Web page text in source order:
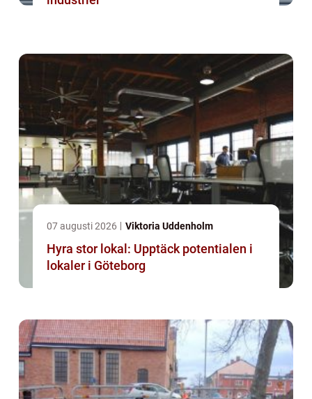
07 augusti 2026 Viktoria Uddenholm
Hyra stor lokal: Upptäck potentialen i
lokaler i Göteborg